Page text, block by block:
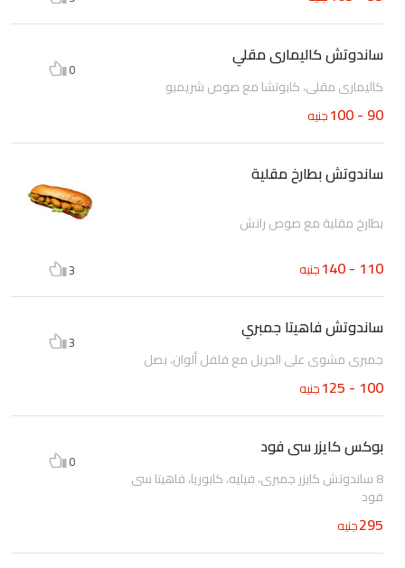
ساندوتش كاليمارى مقلي
كاليمارى مقلى، كابوتشا مع صوص شريمبو
90 - 100 جنيه
0
ساندوتش بطارخ مقلية
بطارخ مقلية مع صوص رانش
110 - 140 جنيه 3
ساندوتش فاهيتا جمبري
جمبرى مشوى على الجريل مع فلفل ألوان، بصل
100 - 125 جنيه
3
بوكس كايزر سى فود
8 ساندوتش كايزر جمبرى، فيليه، كابوريا، فاهيتا سى
فود
295جنيه
0